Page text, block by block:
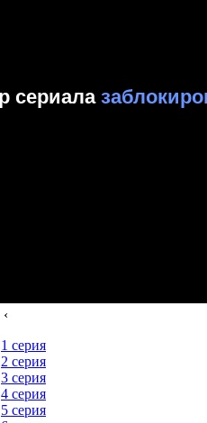
‹
1 серия
2 серия
3 серия
4 серия
5 серия